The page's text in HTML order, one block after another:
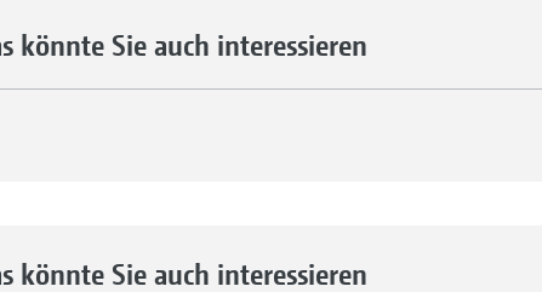
könnte Sie auch interessieren
könnte Sie auch interessieren